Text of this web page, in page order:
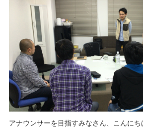
アナウンサーを目指すみなさん、こんにち